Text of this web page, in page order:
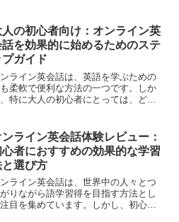
話サービス」です。これらは手軽
自宅で、しかもお手頃な...
人の初心者向け：オンライン英
話を効果的に始めるためのステ
プガイド
ライン英会話は、英語を学ぶための
柔軟で便利な方法の一つです。しか
特に大人の初心者にとっては、どこ
べるのか、様々な疑問があるかもし
せん。このガイドでは...
ンライン英会話体験レビュー：
心者におすすめの効果的な学習
と選び方
ライン英会話は、世界中の人々とつ
りながら語学習得を目指す方法とし
目を集めています。しかし、初心者